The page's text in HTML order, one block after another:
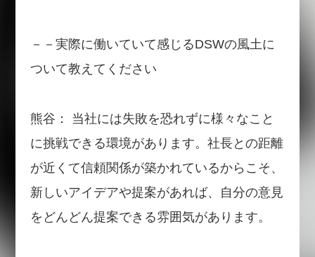
－－実際に働いていて感じるDSWの風土に
ついて教えてください
熊谷： 当社には失敗を恐れずに様々なこと
に挑戦できる環境があります。社長との距離
が近くて信頼関係が築かれているからこそ、
新しいアイデアや提案があれば、自分の意見
をどんどん提案できる雰囲気があります。